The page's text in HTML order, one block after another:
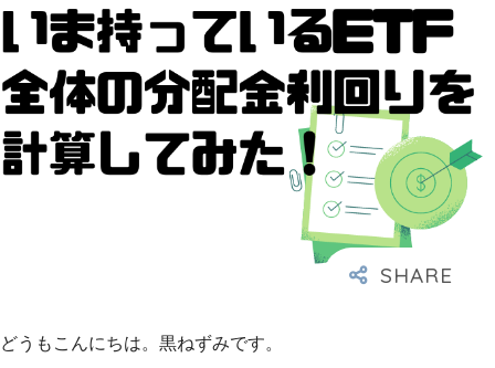
どうもこんにちは。黒ねずみです。